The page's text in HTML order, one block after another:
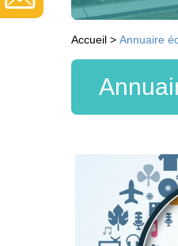
Accueil > Annuaire